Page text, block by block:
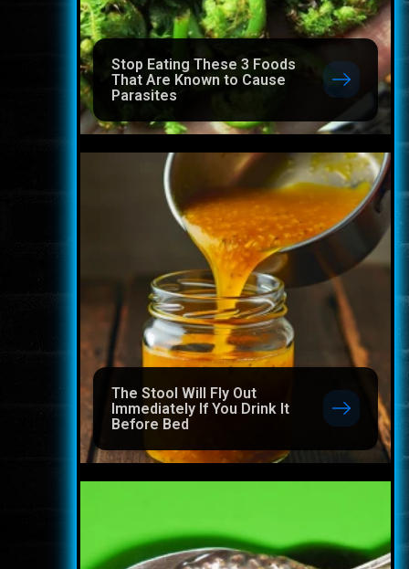
Stop Eating These 3 Foods
That Are Known to Cause
Parasites
The Stool Will Fly Out
Immediately If You Drink It
Before Bed